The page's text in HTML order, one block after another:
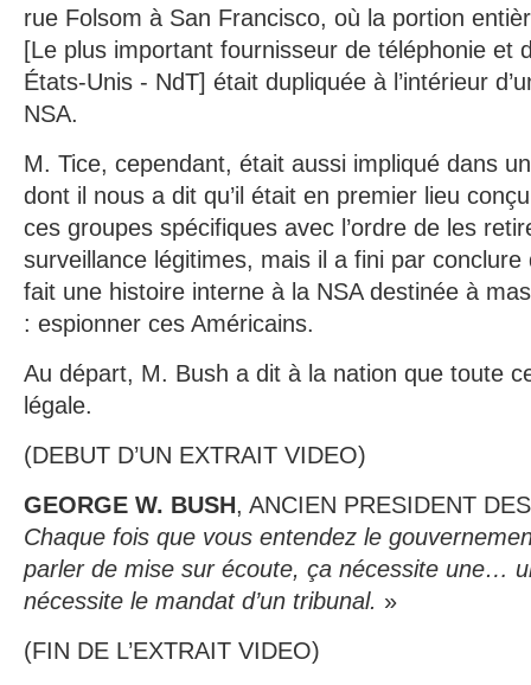
rue Folsom à San Francisco, où la portion
[Le plus important fournisseur de téléphonie et
États-Unis - NdT] était dupliquée à l’intérieur
NSA.
M. Tice, cependant, était aussi impliqué dans
dont il nous a dit qu’il était en premier lieu
ces groupes spécifiques avec l’ordre de les
surveillance légitimes, mais il a fini par
fait une histoire interne à la NSA destinée à
: espionner ces Américains.
Au départ, M. Bush a dit à la nation que toute
légale.
(DEBUT D’UN EXTRAIT VIDEO)
GEORGE W. BUSH, ANCIEN PRESIDENT
Chaque fois que vous entendez le
parler de mise sur écoute, ça nécessite une…
nécessite le mandat d’un tribunal. »
(FIN DE L’EXTRAIT VIDEO)